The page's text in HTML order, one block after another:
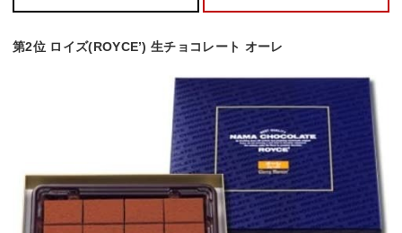
第2位 ロイズ(ROYCE’) 生チョコレート オーレ